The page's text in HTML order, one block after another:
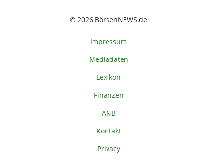
© 2026 BörsenNEWS.de
Impressum
Mediadaten
Lexikon
Finanzen
ANB
Kontakt
Privacy